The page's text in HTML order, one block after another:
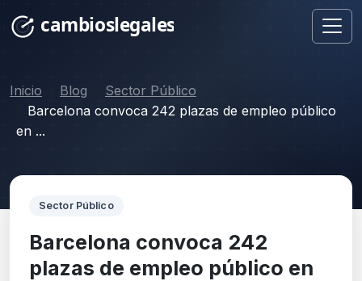
Inicio Blog
Sector Público
Barcelona convoca 242 plazas de empleo público
en ...
Sector Público
Barcelona convoca 242
plazas de empleo público en